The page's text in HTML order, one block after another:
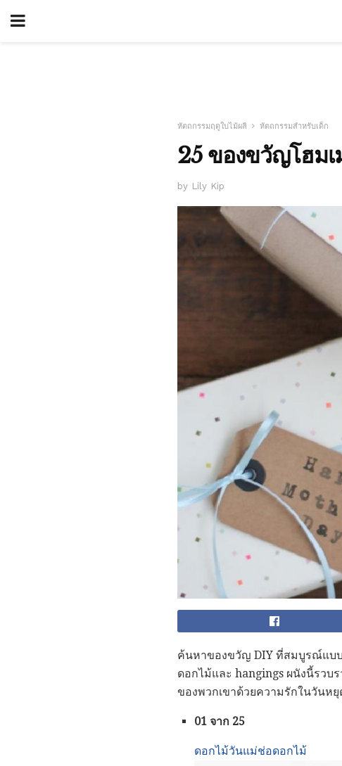
หัตถกรรมฤดูใบไม้ผลิ หัตถกรรมสำหรับเด็ก
25 ของขวัญโฮม
by Lily Kip
ค้นหาของขวัญ DIY ที่สมบูรณ์แบ
ดอกไม้และ hangings ผนังนี้รวบ
ของพวกเขาด้วยความรักในวันห
01 จาก 25
ดอกไม้วันแม่ช่อดอกไม้